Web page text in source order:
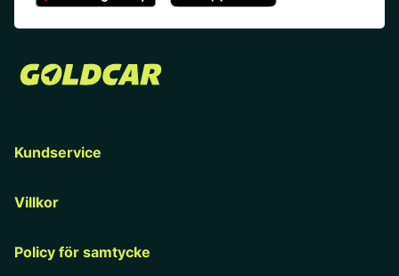
Kundservice
Villkor
Policy för samtycke